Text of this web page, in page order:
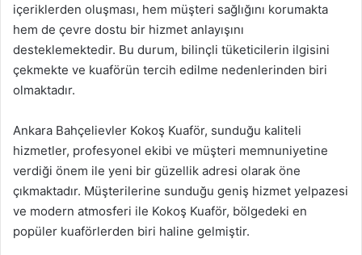
içeriklerden oluşması, hem müşteri sağlığını korumakta
hem de çevre dostu bir hizmet anlayışını
desteklemektedir. Bu durum, bilinçli tüketicilerin ilgisini
çekmekte ve kuaförün tercih edilme nedenlerinden biri
olmaktadır.
Ankara Bahçelievler Kokoş Kuaför, sunduğu kaliteli
hizmetler, profesyonel ekibi ve müşteri memnuniyetine
verdiği önem ile yeni bir güzellik adresi olarak öne
çıkmaktadır. Müşterilerine sunduğu geniş hizmet yelpazesi
ve modern atmosferi ile Kokoş Kuaför, bölgedeki en
popüler kuaförlerden biri haline gelmiştir.